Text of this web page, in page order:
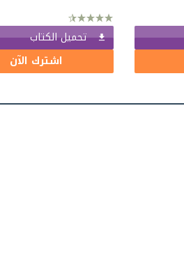
تحميل الكتاب
اشترك الآن